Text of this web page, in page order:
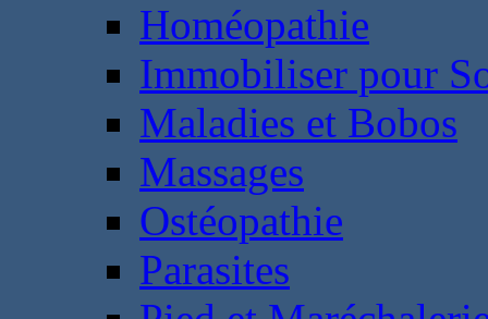
Homéopathie
Immobiliser pour
Maladies et Bobos
Massages
Ostéopathie
Parasites